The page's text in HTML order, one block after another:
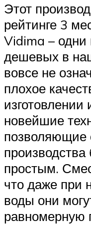
Этот
рейтинге 3
Vidima – одни
дешевых в
вовсе не
плохое
изготовлении
новейшие
позволяющие
простым.
что даже при
воды они
равномерную